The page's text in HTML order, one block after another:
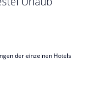
der einzelnen Hotels